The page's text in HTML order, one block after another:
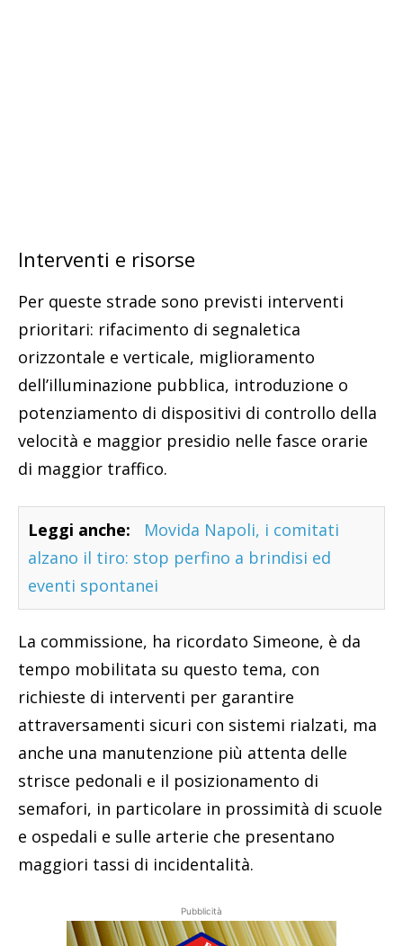
Interventi e risorse
Per queste strade sono previsti interventi
prioritari: rifacimento di segnaletica
orizzontale e verticale, miglioramento
dell’illuminazione pubblica, introduzione o
potenziamento di dispositivi di controllo della
velocità e maggior presidio nelle fasce orarie
di maggior traffico.
Leggi anche:
Movida Napoli, i comitati
alzano il tiro: stop perfino a brindisi ed
eventi spontanei
La commissione, ha ricordato Simeone, è da
tempo mobilitata su questo tema, con
richieste di interventi per garantire
attraversamenti sicuri con sistemi rialzati, ma
anche una manutenzione più attenta delle
strisce pedonali e il posizionamento di
semafori, in particolare in prossimità di scuole
e ospedali e sulle arterie che presentano
maggiori tassi di incidentalità.
Pubblicità